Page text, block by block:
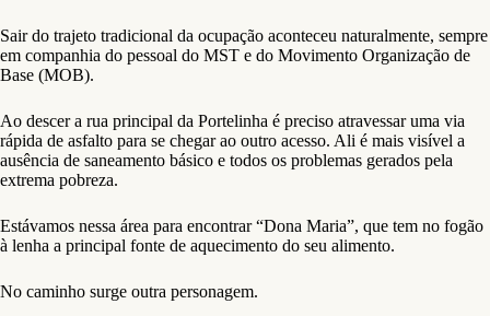
Sair do trajeto tradicional da ocupação aconteceu naturalmente, sempre
em companhia do pessoal do MST e do Movimento Organização de
Base (MOB).
Ao descer a rua principal da Portelinha é preciso atravessar uma via
rápida de asfalto para se chegar ao outro acesso. Ali é mais visível a
ausência de saneamento básico e todos os problemas gerados pela
extrema pobreza.
Estávamos nessa área para encontrar “Dona Maria”, que tem no fogão
à lenha a principal fonte de aquecimento do seu alimento.
No caminho surge outra personagem.